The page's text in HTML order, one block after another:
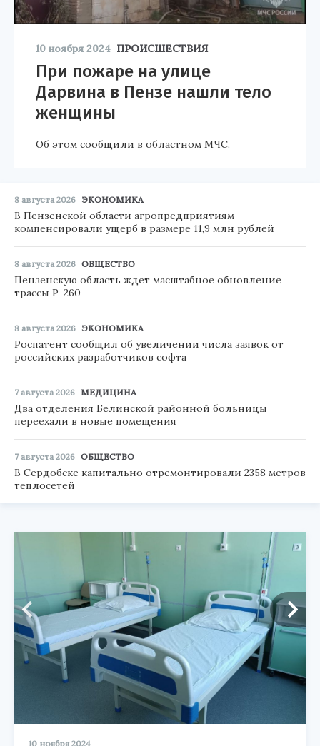
10 ноября 2024 ПРОИСШЕСТВИЯ
При пожаре на улице
Дарвина в Пензе нашли тело
женщины
Об этом сообщили в областном МЧС.
8 августа 2026 ЭКОНОМИКА
В Пензенской области агропредприятиям
компенсировали ущерб в размере 11,9 млн рублей
8 августа 2026 ОБЩЕСТВО
Пензенскую область ждет масштабное обновление
трассы Р-260
8 августа 2026 ЭКОНОМИКА
Роспатент сообщил об увеличении числа заявок от
российских разработчиков софта
7 августа 2026 МЕДИЦИНА
Два отделения Белинской районной больницы
переехали в новые помещения
7 августа 2026 ОБЩЕСТВО
В Сердобске капитально отремонтировали 2358 метров
теплосетей
10 ноября 2024